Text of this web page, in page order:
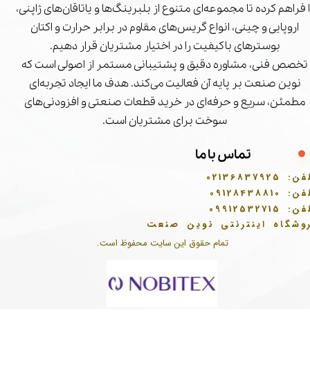
تمام حقوق این سایت محفوظ است.
فراهم کرده تا مجموعه‌ای متنوع از بلبرینگ‌ها و یاتاقان‌های ژاپنی،
اروپایی و چینی، انواع گریس‌های مقاوم در برابر حرارت و اکتان
بوسترهای باکیفیت را در اختیار مشتریان قرار دهیم.
تخصص فنی، مشاوره دقیق و پشتیبانی مستمر از اصولی است که
نوین صنعت بر پایه آن فعالیت می‌کند. هدف ما ایجاد تجربه‌ای
مطمئن، سریع و حرفه‌ای در خرید قطعات صنعتی و افزودنی‌های
سوخت برای مشتریان است.
تماس با ما
02136837925
09128438810
09912532715
اینترنتی نوین صنعت